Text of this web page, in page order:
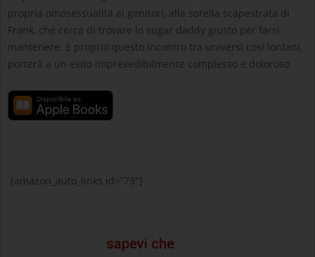
propria omosessualità ai genitori, alla sorella scapestrata di
Frank, che cerca di trovare lo sugar daddy giusto per farsi
mantenere. E proprio questo incontro tra universi cosí lontani,
porterà a un esito imprevedibilmente complesso e doloroso.
[amazon_auto_links id=”73″]
sapevi che